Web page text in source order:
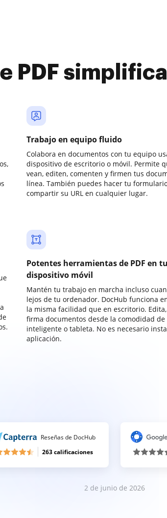
PDF
Trabajo en equipo fluido
Colabora en documentos con tu equipo
dispositivo de escritorio o móvil. Permite
vean, editen, comenten y firmen tus
línea. También puedes hacer tu
compartir su URL en cualquier lugar.
Potentes herramientas de PDF en tu
dispositivo móvil
Mantén tu trabajo en marcha incluso
lejos de tu ordenador. DocHub funciona
la misma facilidad que en escritorio.
firma documentos desde la comodidad
inteligente o tableta. No es necesario
aplicación.
Reseñas de DocHub
263 calificaciones
2 de junio de 2026